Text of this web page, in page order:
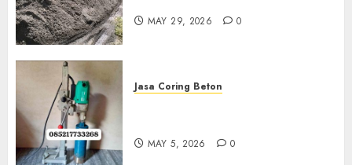
MAY 29, 2026 0
Jasa Coring Beton
MAY 5, 2026 0